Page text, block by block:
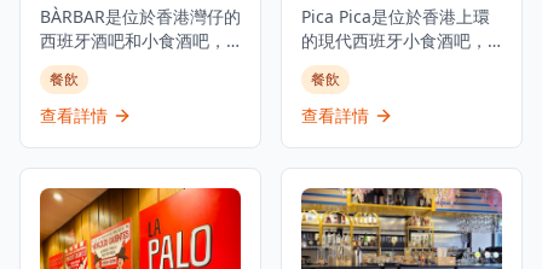
BÀRBAR是位於香港灣仔的
西班牙酒吧和小食酒吧，
擁有充滿活力和現代感的
環境。這家餐廳由
@picapicahk團隊經營，
用餐體驗。BÀRBAR在
TripAdvisor上獲得4.9分
（滿分5分）的高評價，在
香港13,651家餐廳中排名
餐飲
查看詳情
Pica Pica是位於香港上環
的現代西班牙小食酒吧，
在充滿活力和色彩的用餐
環境中提供經典西班牙菜
餚的現代演繹 。餐廳擁有
品酒和享用小食創造理想
環境 。在主廚Edgar
Sanuy的帶領下，Pica
Pica提供傳統西班牙小食
餐飲
查看詳情